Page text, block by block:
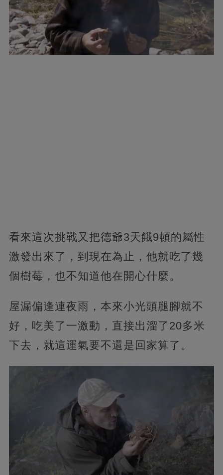
看來這次挑戰又把德爺3天餓9頓的屬性
激發出來了，到現在為止，他就吃了幾
個樹莓，也不知道他在開心什麼。
屋漏偏逢連夜雨，本來小光頭腿腳就不
好，吃美了一激動，直接出溜了20多米
下去，就這運氣要不還是回家算了。